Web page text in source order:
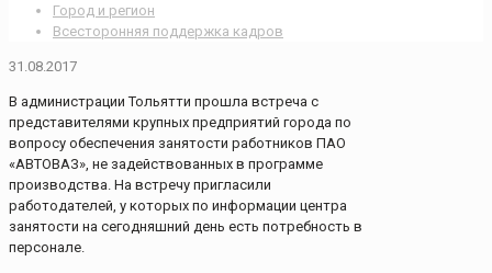
Город и регион
Всесторонняя поддержка кадров
31.08.2017
В администрации Тольятти прошла встреча с
представителями крупных предприятий города по
вопросу обеспечения занятости работников ПАО
«АВТОВАЗ», не задействованных в программе
производства. На встречу пригласили
работодателей, у которых по информации центра
занятости на сегодняшний день есть потребность в
персонале.